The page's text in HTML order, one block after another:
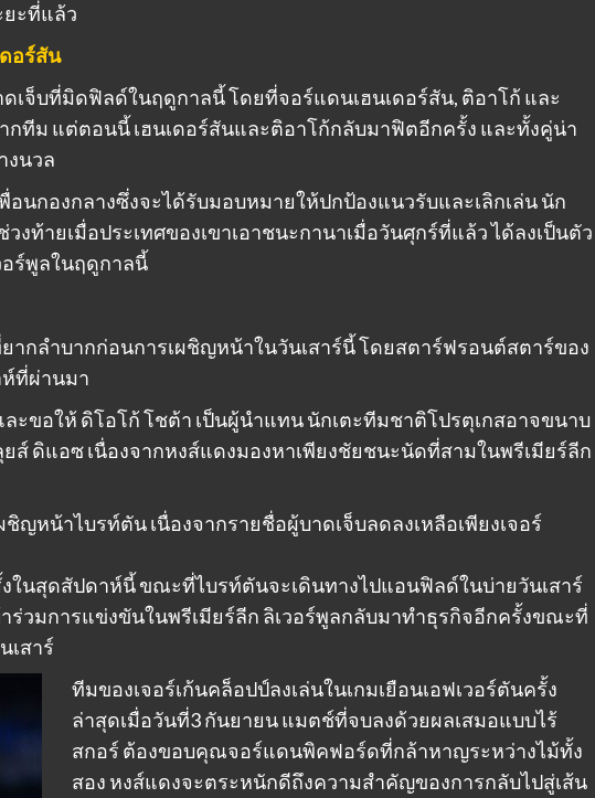
ะที่แล้ว
อร์สัน
เจ็บที่มิดฟิลด์ในฤดูกาลนี้ โดยที่จอร์แดนเฮนเดอร์สัน, ติอาโก้ และ
กทีม แต่ตอนนี้ เฮนเดอร์สันและติอาโก้กลับมาฟิตอีกครั้ง และทั้งคู่น่า
งนวล
นกองกลางซึ่งจะได้รับมอบหมายให้ปกป้องแนวรับและเลิกเล่น นัก
ท้ายเมื่อประเทศของเขาเอาชนะกานาเมื่อวันศุกร์ที่แล้ว ได้ลงเป็นตัว
อร์พูลในฤดูกาลนี้
กลำบากก่อนการเผชิญหน้าในวันเสาร์นี้ โดยสตาร์ฟรอนต์สตาร์ของ
ห์ที่ผ่านมา
ะขอให้ ดิโอโก้ โชต้า เป็นผู้นำแทน นักเตะทีมชาติโปรตุเกสอาจขนาบ
ส์ ดิแอซ เนื่องจากหงส์แดงมองหาเพียงชัยชนะนัดที่สามในพรีเมียร์ลีก
ญหน้าไบรท์ตัน เนื่องจากรายชื่อผู้บาดเจ็บลดลงเหลือเพียงเจอร์
ในสุดสัปดาห์นี้ ขณะที่ไบรท์ตันจะเดินทางไปแอนฟิลด์ในบ่ายวันเสาร์
ร่วมการแข่งขันในพรีเมียร์ลีก ลิเวอร์พูลกลับมาทำธุรกิจอีกครั้งขณะที่
เสาร์
ทีมของเจอร์เก้นคล็อปป์ลงเล่นในเกมเยือนเอฟเวอร์ตันครั้ง
ล่าสุดเมื่อวันที่3 กันยายน แมตช์ที่จบลงด้วยผลเสมอแบบไร้
สกอร์ ต้องขอบคุณจอร์แดนพิคฟอร์ดที่กล้าหาญระหว่างไม้ทั้ง
สอง หงส์แดงจะตระหนักดีถึงความสำคัญของการกลับไปสู่เส้น